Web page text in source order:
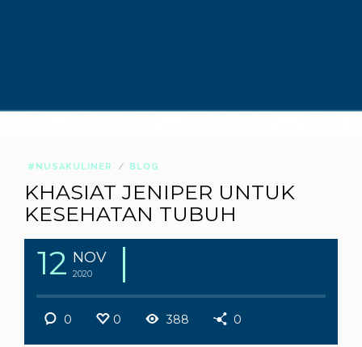
#NUSAKULINER BLOG
KHASIAT JENIPER UNTUK
KESEHATAN TUBUH
12 NOV
2020
0 0 388 0